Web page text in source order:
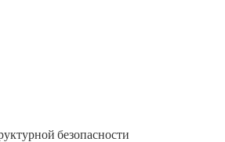
безопасности